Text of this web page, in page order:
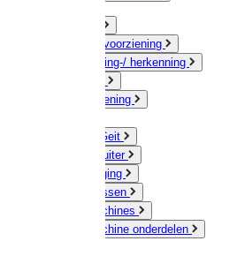
Drinkwatervoorziening
Veemarkering-/ herkenning
Voervoorziening
Schaap / Geit
Paard & Ruiter
Veeverzorging
Scheermessen
Scheermachines
Scheermachine onderdelen